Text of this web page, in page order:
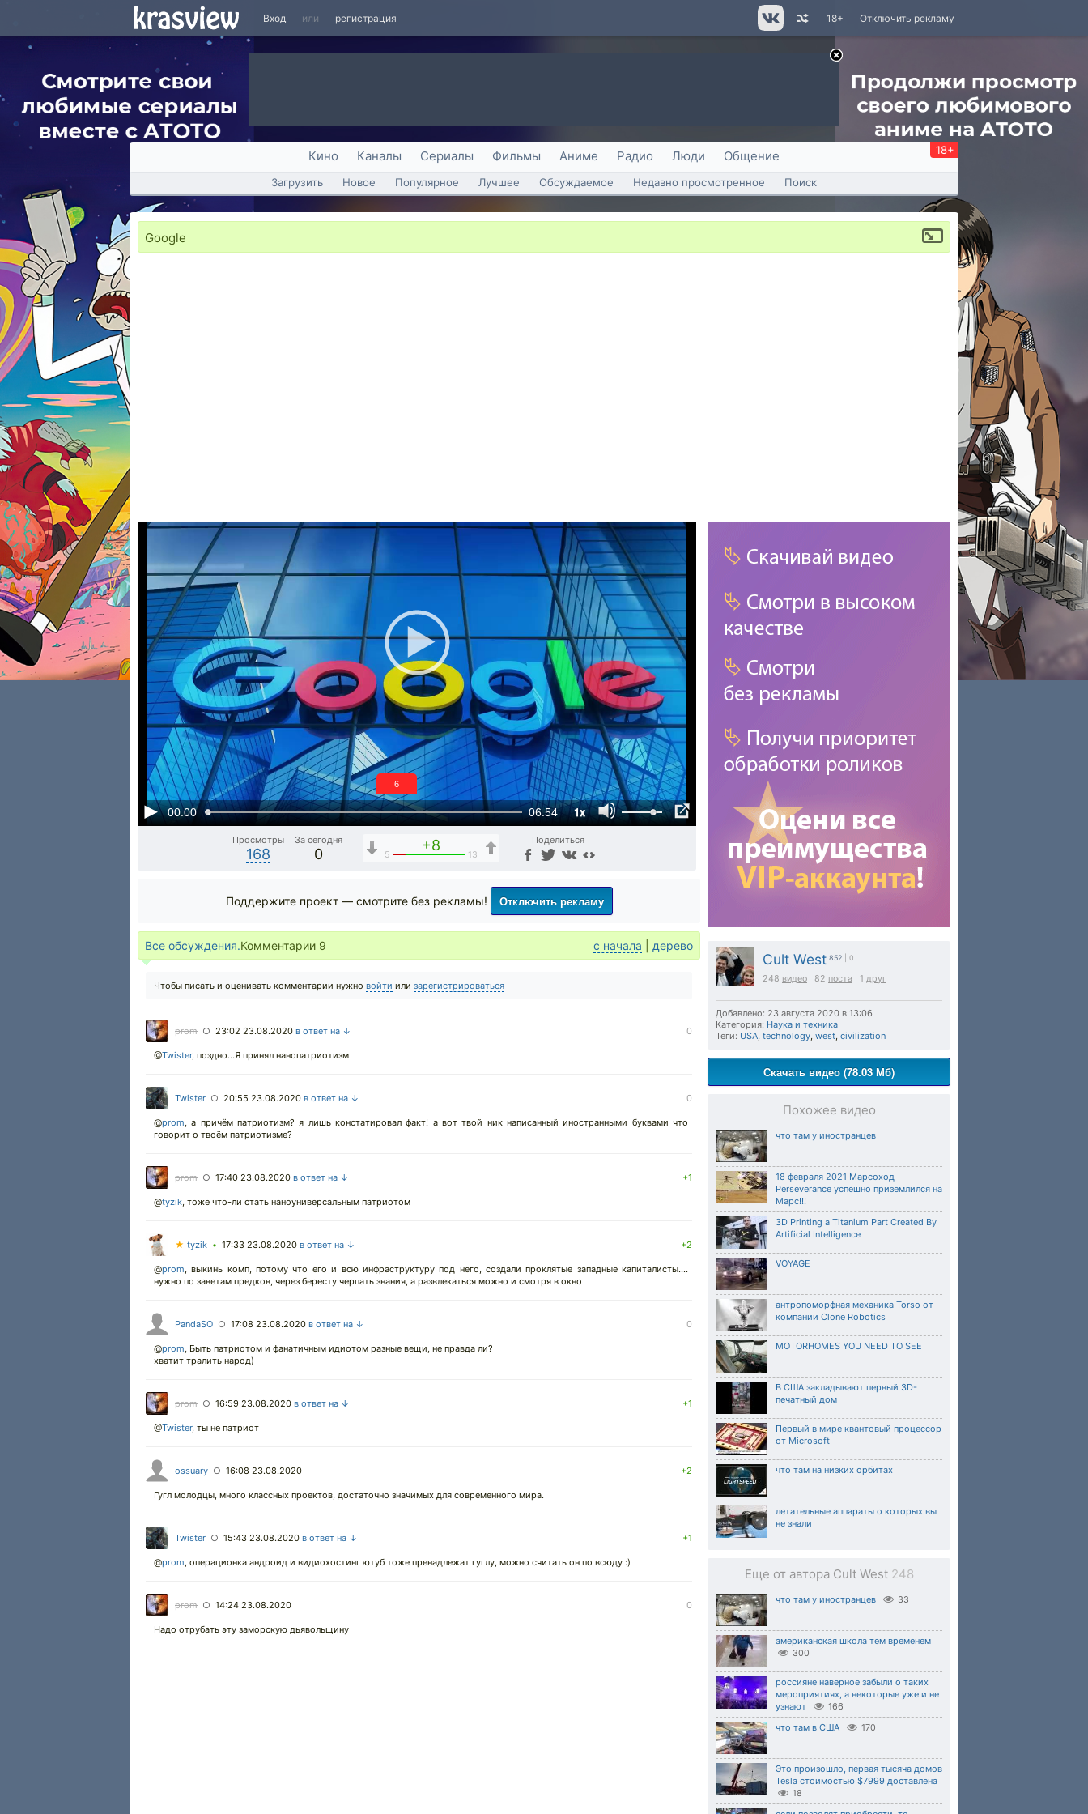
Вход или регистрация Отключить рекламу
18+
Кино Каналы Сериалы Фильмы Аниме Радио Люди Общение 18+
Загрузить Новое Популярное Лучшее Обсуждаемое Недавно просмотренное Поиск
Google
00:00 06:54 1x
5
Просмотры
168
За сегодня
0
+8
5 13
Поделиться
Cult West 852 | 0
248 видео 82 поста 1 друг
Добавлено: 23 августа 2020 в 13:06
Категория: Наука и техника
Теги: USA, technology, west, civilization
Скачать видео (78.03 Мб)
Похожее видео
что там у иностранцев
18 февраля 2021 Марсоход
Perseverance успешно приземлился на
Марс!!!
3D Printing a Titanium Part Created By
Artificial Intelligence
VOYAGE
антропоморфная механика Torso от
компании Clone Robotics
MOTORHOMES YOU NEED TO SEE
В США закладывают первый 3D-
печатный дом
Первый в мире квантовый процессор
от Microsoft
что там на низких орбитах
летательные аппараты о которых вы
не знали
Еще от автора Cult West 248
что там у иностранцев 33
американская школа тем временем
300
россияне наверное забыли о таких
мероприятиях, а некоторые уже и не
узнают
166
что там в США 170
Это произошло, первая тысяча домов
Tesla стоимостью $7999 доставлена
18
Поддержите проект — смотрите без рекламы! Отключить рекламу
Все обсуждения.Комментарии 9 с начала дерево
Чтобы писать и оценивать комментарии нужно войти или зарегистрироваться
prom ○ 23:02 23.08.2020 в ответ на ↓ 0
@Twister, поздно...Я принял нанопатриотизм
Twister ○ 20:55 23.08.2020 в ответ на ↓ 0
@prom, а причём патриотизм? я лишь констатировал факт! а вот твой ник написанный иностранными буквами что
говорит о твоём патриотизме?
prom ○ 17:40 23.08.2020 в ответ на ↓ +1
@tyzik, тоже что-ли стать наноуниверсальным патриотом
★ tyzik • 17:33 23.08.2020 в ответ на ↓ +2
@prom, выкинь комп, потому что его и всю инфраструктуру под него, создали проклятые западные капиталисты....
нужно по заветам предков, через бересту черпать знания, а развлекаться можно и смотря в окно
PandaSO ○ 17:08 23.08.2020 в ответ на ↓ 0
@prom, Быть патриотом и фанатичным идиотом разные вещи, не правда ли?
хватит тралить народ)
prom ○ 16:59 23.08.2020 в ответ на ↓ +1
@Twister, ты не патриот
ossuary ○ 16:08 23.08.2020 +2
Гугл молодцы, много классных проектов, достаточно значимых для современного мира.
Twister ○ 15:43 23.08.2020 в ответ на ↓ +1
@prom, операционка андроид и видиохостинг ютуб тоже пренадлежат гуглу, можно считать он по всюду :)
prom ○ 14:24 23.08.2020 0
Надо отрубать эту заморскую дьявольщину